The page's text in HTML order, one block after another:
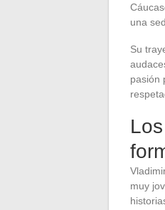
una
Su
pasión
muy